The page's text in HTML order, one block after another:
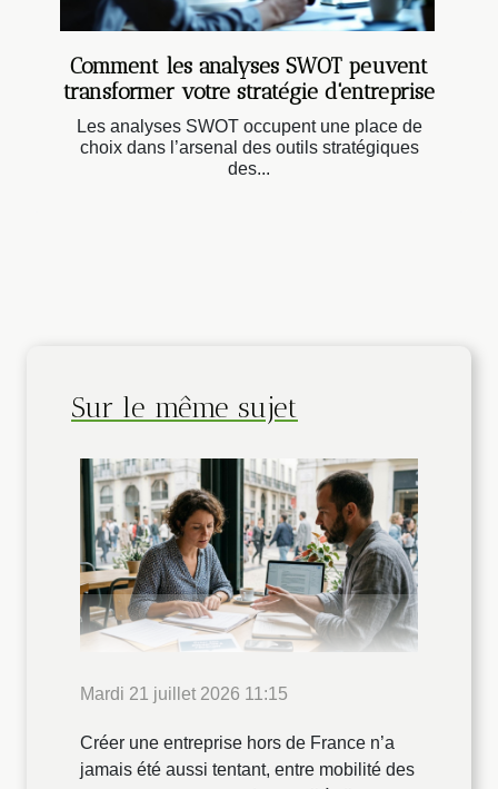
Comment les analyses SWOT peuvent
transformer votre stratégie d'entreprise
Les analyses SWOT occupent une place de
choix dans l’arsenal des outils stratégiques
des...
Sur le même sujet
Mardi 21 juillet 2026 11:15
Créer une entreprise hors de France n’a
jamais été aussi tentant, entre mobilité des